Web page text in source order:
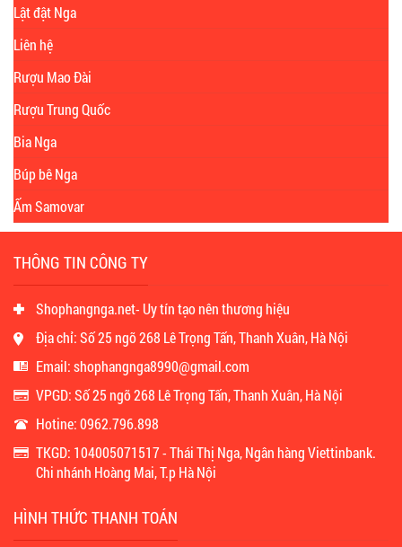
Lật đật Nga
Liên hệ
Rượu Mao Đài
Rượu Trung Quốc
Bia Nga
Búp bê Nga
Ấm Samovar
THÔNG TIN CÔNG TY
Shophangnga.net- Uy tín tạo nên thương hiệu
Địa chỉ: Số 25 ngõ 268 Lê Trọng Tấn, Thanh Xuân, Hà Nội
Email: shophangnga8990@gmail.com
VPGD: Số 25 ngõ 268 Lê Trọng Tấn, Thanh Xuân, Hà Nội
Hotine: 0962.796.898
TKGD: 104005071517 - Thái Thị Nga, Ngân hàng Viettinbank.
Chi nhánh Hoàng Mai, T.p Hà Nội
HÌNH THỨC THANH TOÁN